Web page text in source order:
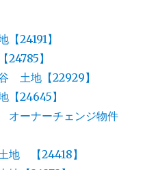
24191】
】
土地【22929】
24645】
オーナーチェンジ物件
地 【24418】